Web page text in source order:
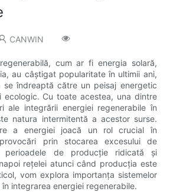
CANWIN
cum ar fi energia solară,
au câștigat popularitate în ultimii ani,
se îndreaptă către un peisaj energetic
ecologic. Cu toate acestea, una dintre
ale integrării energiei regenerabile în
natura intermitentă a acestor surse.
a energiei joacă un rol crucial în
prin stocarea excesului de
perioadele de producție ridicată și
rețelei atunci când producția este
vom explora importanța sistemelor
integrarea energiei regenerabile.